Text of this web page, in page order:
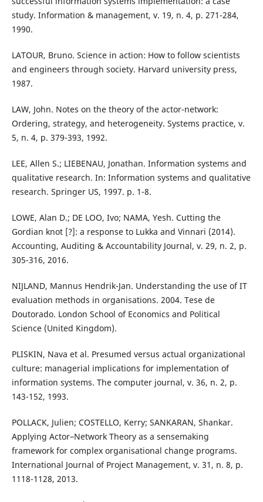
study. Information & management, v. 19, n. 4, p. 271-284,
1990.
LATOUR, Bruno. Science in action: How to follow scientists
and engineers through society. Harvard university press,
1987.
LAW, John. Notes on the theory of the actor-network:
Ordering, strategy, and heterogeneity. Systems practice, v.
5, n. 4, p. 379-393, 1992.
LEE, Allen S.; LIEBENAU, Jonathan. Information systems and
qualitative research. In: Information systems and qualitative
research. Springer US, 1997. p. 1-8.
LOWE, Alan D.; DE LOO, Ivo; NAMA, Yesh. Cutting the
Gordian knot [?]: a response to Lukka and Vinnari (2014).
Accounting, Auditing & Accountability Journal, v. 29, n. 2, p.
305-316, 2016.
NIJLAND, Mannus Hendrik-Jan. Understanding the use of IT
evaluation methods in organisations. 2004. Tese de
Doutorado. London School of Economics and Political
Science (United Kingdom).
PLISKIN, Nava et al. Presumed versus actual organizational
culture: managerial implications for implementation of
information systems. The computer journal, v. 36, n. 2, p.
143-152, 1993.
POLLACK, Julien; COSTELLO, Kerry; SANKARAN, Shankar.
Applying Actor–Network Theory as a sensemaking
framework for complex organisational change programs.
International Journal of Project Management, v. 31, n. 8, p.
1118-1128, 2013.